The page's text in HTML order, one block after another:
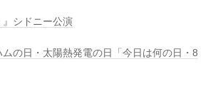
』シドニー公演
の日・太陽熱発電の日「今日は何の日・8